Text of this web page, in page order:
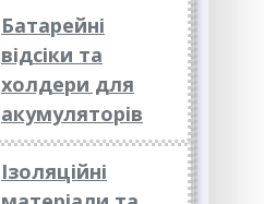
Батарейні
відсіки та
холдери для
акумуляторів
Ізоляційні